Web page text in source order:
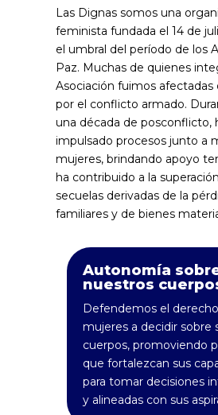
Las Dignas somos una
feminista fundada el 14 de
el umbral del período de los
Paz. Muchas de quienes
Asociación fuimos
por el conflicto armado.
una década de posconflicto,
impulsado procesos junto a
mujeres, brindando apoyo
ha contribuido a la
secuelas derivadas de la
familiares y de bienes
Autonomía
nuestros
Defendemos el
mujeres a decidir sobre
cuerpos, promoviendo
que fortalezcan sus
para tomar decisiones
y alineadas con sus